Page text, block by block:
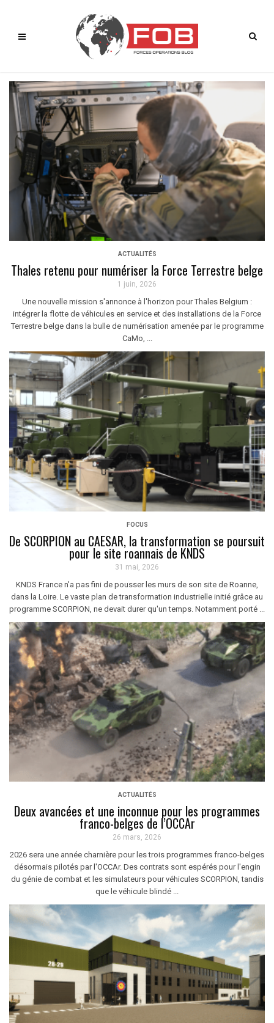
ACTUALITÉS
Thales retenu pour numériser la Force Terrestre belge
1 juin, 2026
Une nouvelle mission s'annonce à l'horizon pour Thales Belgium :
intégrer la flotte de véhicules en service et des installations de la Force
Terrestre belge dans la bulle de numérisation amenée par le programme
CaMo, ...
FOCUS
De SCORPION au CAESAR, la transformation se poursuit
pour le site roannais de KNDS
31 mai, 2026
KNDS France n'a pas fini de pousser les murs de son site de Roanne,
dans la Loire. Le vaste plan de transformation industrielle initié grâce au
programme SCORPION, ne devait durer qu'un temps. Notamment porté ...
ACTUALITÉS
Deux avancées et une inconnue pour les programmes
franco-belges de l’OCCAr
26 mars, 2026
2026 sera une année charnière pour les trois programmes franco-belges
désormais pilotés par l'OCCAr. Des contrats sont espérés pour l'engin
du génie de combat et les simulateurs pour véhicules SCORPION, tandis
que le véhicule blindé ...